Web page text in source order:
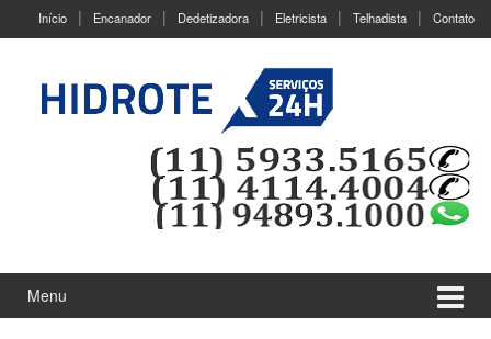
Início Encanador Dedetizadora Eletricista Telhadista Contato
Menu